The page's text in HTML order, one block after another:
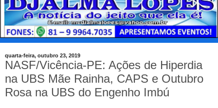
quarta-feira, outubro 23, 2019
NASF/Vicência-PE: Ações de Hiperdia
na UBS Mãe Rainha, CAPS e Outubro
Rosa na UBS do Engenho Imbú